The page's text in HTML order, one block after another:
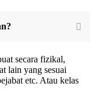
secara fizikal,
lain yang sesuai
etc. Atau kelas